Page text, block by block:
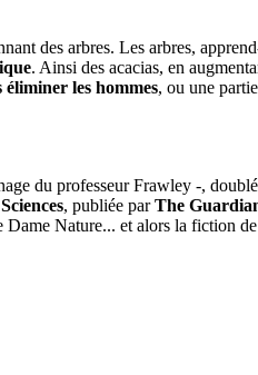
des arbres. Les arbres,
. Ainsi des acacias, en
les hommes, ou une
du professeur Frawley -,
, publiée parThe
Nature... et alors la fiction